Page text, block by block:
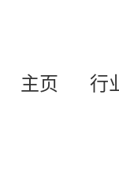
主页 行